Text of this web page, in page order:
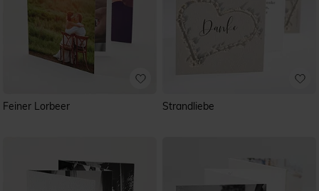
Feiner Lorbeer Strandliebe